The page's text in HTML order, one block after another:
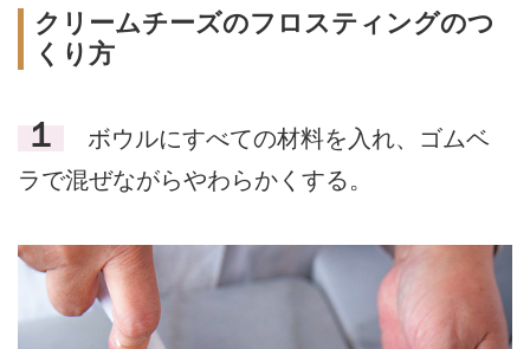
クリームチーズのフロスティングのつ
くり方
１
ボウルにすべての材料を入れ、ゴムベ
ラで混ぜながらやわらかくする。